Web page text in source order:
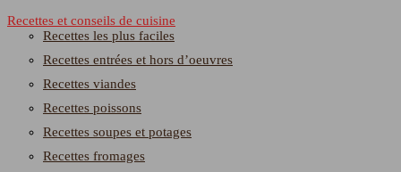
Recettes et conseils de cuisine
Recettes les plus faciles
Recettes entrées et hors d’oeuvres
Recettes viandes
Recettes poissons
Recettes soupes et potages
Recettes fromages